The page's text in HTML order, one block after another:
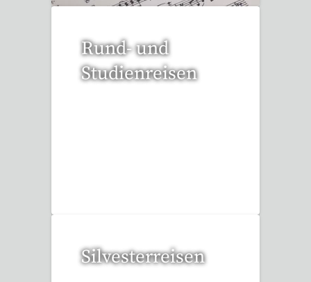
Rund- und
Studienreisen
Silvesterreisen